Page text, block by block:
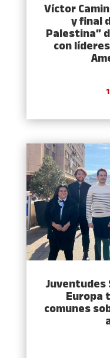
Víctor
y final
Palestina”
con
Juventudes
Europa
comunes